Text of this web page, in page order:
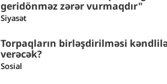
geridönməz zərər vurmaqdır"
Siyasət
Torpaqların birləşdirilməsi
verəcək?
Sosial